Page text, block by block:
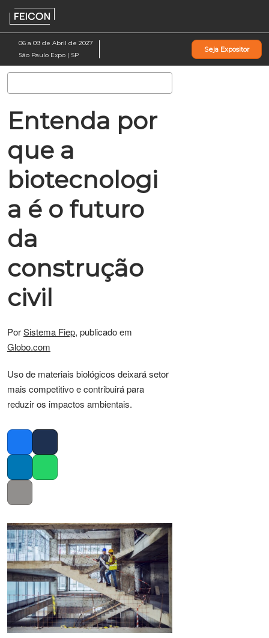
Pular
para
o
conteúdo
06 a 09 de Abril de 2027
São Paulo Expo | SP
Seja Expositor
Entenda por
que a
biotecnologi
a é o futuro
da
construção
civil
PorSistema Fiep, publicado em
Globo.com
Uso de materiais biológicos deixará setor
mais competitivo e contribuirá para
reduzir os impactos ambientais.
Facebook
Twitter
LinkedInWhatsapp
Copy link